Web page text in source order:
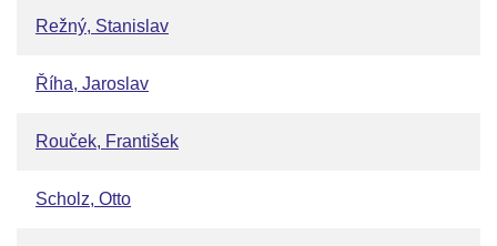
Režný, Stanislav
Říha, Jaroslav
Rouček, František
Scholz, Otto